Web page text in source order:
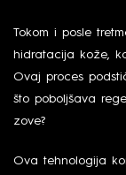
Tokom i posle
hidratacija kože,
Ovaj proces
što poboljšava
zove?
Ova tehnologija